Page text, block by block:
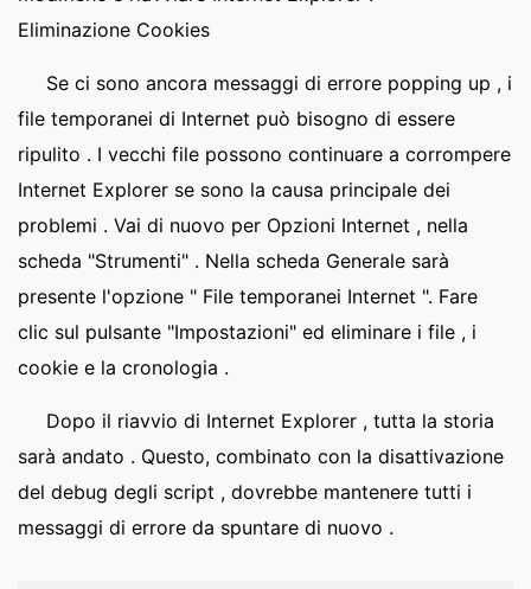
Eliminazione Cookies
Se ci sono ancora messaggi di errore popping up , i
file temporanei di Internet può bisogno di essere
ripulito . I vecchi file possono continuare a corrompere
Internet Explorer se sono la causa principale dei
problemi . Vai di nuovo per Opzioni Internet , nella
scheda "Strumenti" . Nella scheda Generale sarà
presente l'opzione " File temporanei Internet ". Fare
clic sul pulsante "Impostazioni" ed eliminare i file , i
cookie e la cronologia .
Dopo il riavvio di Internet Explorer , tutta la storia
sarà andato . Questo, combinato con la disattivazione
del debug degli script , dovrebbe mantenere tutti i
messaggi di errore da spuntare di nuovo .